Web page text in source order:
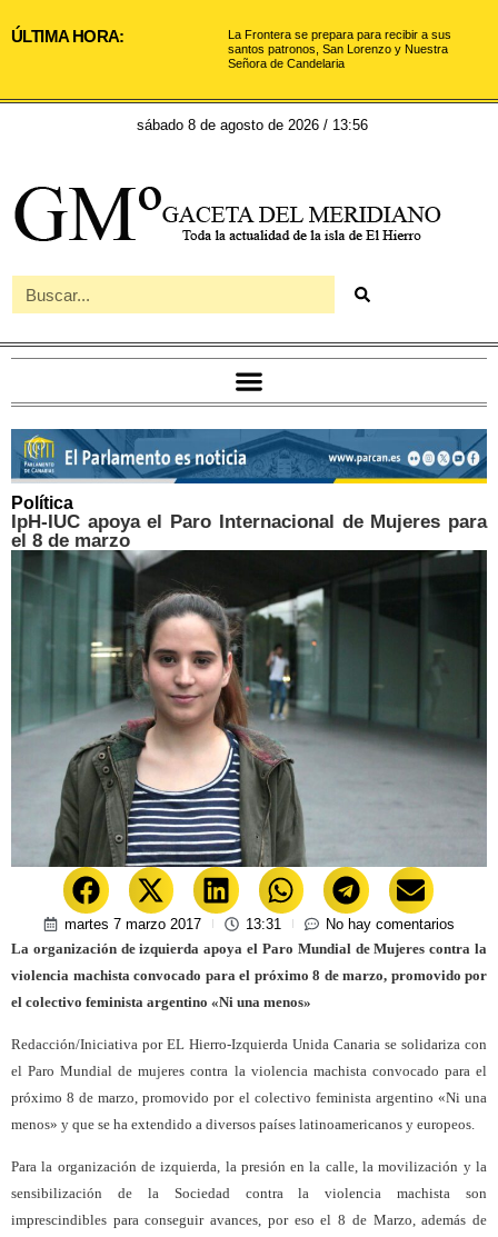
ÚLTIMA HORA:
La Frontera se prepara para recibir a sus
santos patronos, San Lorenzo y Nuestra
Señora de Candelaria
sábado 8 de agosto de 2026 / 13:56
Política
IpH-IUC apoya el Paro Internacional de Mujeres para
el 8 de marzo
martes 7 marzo 2017 13:31
No hay comentarios
La organización de izquierda apoya el Paro Mundial de Mujeres contra la
violencia machista convocado para el próximo 8 de marzo, promovido por
el colectivo feminista argentino «Ni una menos»
Redacción/Iniciativa por EL Hierro-Izquierda Unida Canaria se solidariza con
el Paro Mundial de mujeres contra la violencia machista convocado para el
próximo 8 de marzo, promovido por el colectivo feminista argentino «Ni una
menos» y que se ha extendido a diversos países latinoamericanos y europeos.
Para la organización de izquierda, la presión en la calle, la movilización y la
sensibilización de la Sociedad contra la violencia machista son
imprescindibles para conseguir avances, por eso el 8 de Marzo, además de